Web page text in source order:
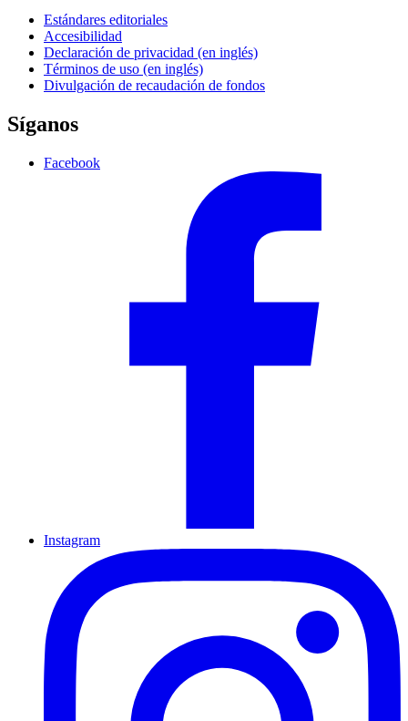
Estándares editoriales
Accesibilidad
Declaración de privacidad (en inglés)
Términos de uso (en inglés)
Divulgación de recaudación de fondos
Síganos
Facebook
Instagram